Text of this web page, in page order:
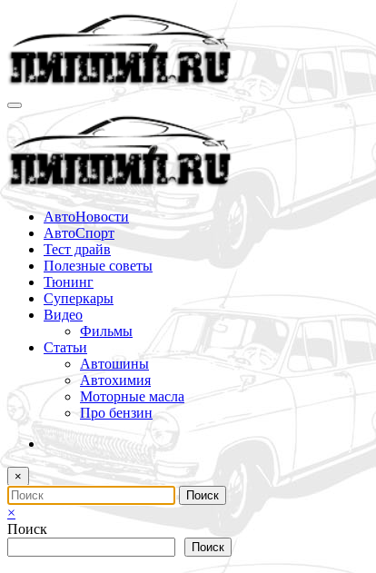
содержимому
АвтоНовости
АвтоСпорт
Тест драйв
Полезные советы
Тюнинг
Суперкары
Видео
Фильмы
Статьи
Автошины
Автохимия
Моторные масла
Про бензин
×
×
Поиск
Поиск